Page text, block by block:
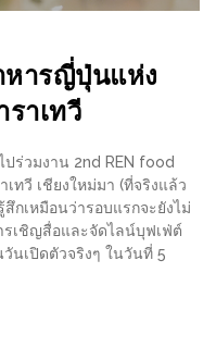
หารญี่ปุ่นแห่ง
าเทวี
ร่วมงาน 2nd REN food
ทวี เชียงใหม่มา (ที่จริงแล้ว
กเหมือนว่ารอบแรกจะยังไม่
รเชิญสื่อและจัดไลน์บุฟเฟ่ต์
วันเปิดตัวจริงๆ ในวันที่ 5